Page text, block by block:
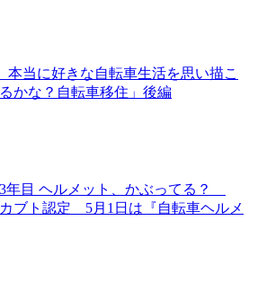
本当に好きな自転車生活を思い描こ
かな？自転車移住」後編
年目 ヘルメット、かぶってる？
カブト認定 5月1日は『自転車ヘルメ